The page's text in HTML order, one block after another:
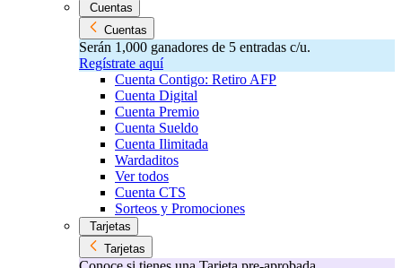
Cuentas
Cuentas
Serán 1,000 ganadores de 5 entradas c/u.
Regístrate aquí
Cuenta Contigo: Retiro AFP
Cuenta Digital
Cuenta Premio
Cuenta Sueldo
Cuenta Ilimitada
Wardaditos
Ver todos
Cuenta CTS
Sorteos y Promociones
Tarjetas
Tarjetas